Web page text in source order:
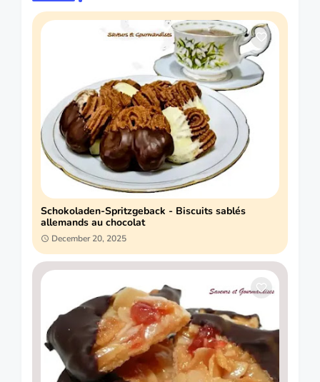
Schokoladen-Spritzgeback - Biscuits sablés
allemands au chocolat
December 20, 2025